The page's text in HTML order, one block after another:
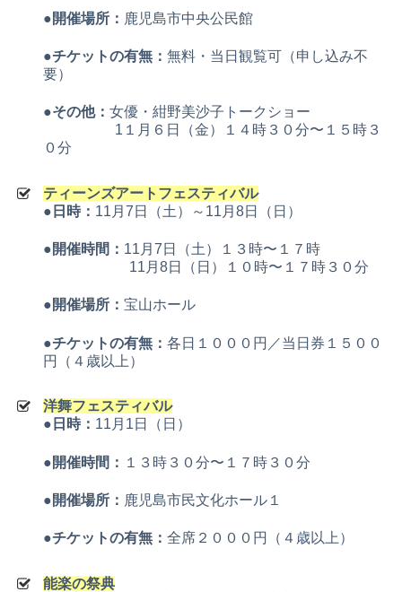
●開催場所： 鹿児島市中央公民館
●チケットの有無： 無料・当日観覧可（申し込み不
要）
●その他： 女優・紺野美沙子トークショー
1１月６日（金）１４時３０分〜１５時３
０分
ティーンズアートフェスティバル
●日時： 11月7日（土）～11月8日（日）
●開催時間： 11月7日（土）１３時〜１７時
11月8日（日）１０時〜１７時３０分
●開催場所： 宝山ホール
●チケットの有無： 各日１０００円／当日券１５００
円（４歳以上）
洋舞フェスティバル
●日時： 11月1日（日）
●開催時間： １３時３０分〜１７時３０分
●開催場所： 鹿児島市民文化ホール１
●チケットの有無： 全席２０００円（４歳以上）
能楽の祭典